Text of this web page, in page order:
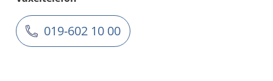
019-602 10 00